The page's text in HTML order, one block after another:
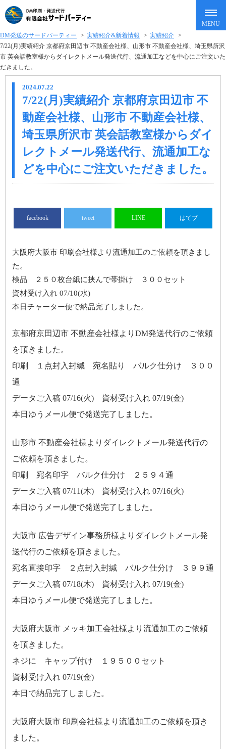
DM発送のサードパーティー > 実績紹介&新着情報 > 実績紹介 >
7/22(月)実績紹介 京都府京田辺市 不動産会社様、山形市 不動産会社様、埼玉県所沢
市 英会話教室様からダイレクトメール発送代行、流通加工などを中心にご注文いた
だきました。
2024.07.22
7/22(月)実績紹介 京都府京田辺市 不
動産会社様、山形市 不動産会社様、
埼玉県所沢市 英会話教室様からダイ
レクトメール発送代行、流通加工な
どを中心にご注文いただきました。
facebook tweet LINE はてブ
大阪府大阪市 印刷会社様より流通加工のご依頼を頂きまし
た。
検品 ２５０枚台紙に挟んで帯掛け ３００セット
資材受け入れ 07/10(水)
本日チャーター便で納品完了しました。
京都府京田辺市 不動産会社様よりDM発送代行のご依頼
を頂きました。
印刷 １点封入封緘 宛名貼り バルク仕分け ３００
通
データご入稿 07/16(火) 資材受け入れ 07/19(金)
本日ゆうメール便で発送完了しました。
山形市 不動産会社様よりダイレクトメール発送代行の
ご依頼を頂きました。
印刷 宛名印字 バルク仕分け ２５９４通
データご入稿 07/11(木) 資材受け入れ 07/16(火)
本日ゆうメール便で発送完了しました。
大阪市 広告デザイン事務所様よりダイレクトメール発
送代行のご依頼を頂きました。
宛名直接印字 ２点封入封緘 バルク仕分け ３９９通
データご入稿 07/18(木) 資材受け入れ 07/19(金)
本日ゆうメール便で発送完了しました。
大阪府大阪市 メッキ加工会社様より流通加工のご依頼
を頂きました。
ネジに キャップ付け １９５００セット
資材受け入れ 07/19(金)
本日で納品完了しました。
大阪府大阪市 印刷会社様より流通加工のご依頼を頂き
ました。